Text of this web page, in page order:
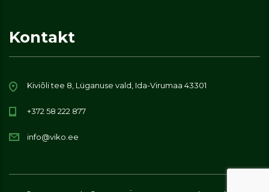
Kontakt
Kiviõli tee 8, Lüganuse vald, Ida-Virumaa 43301
+372 58 222 877
info@viko.ee